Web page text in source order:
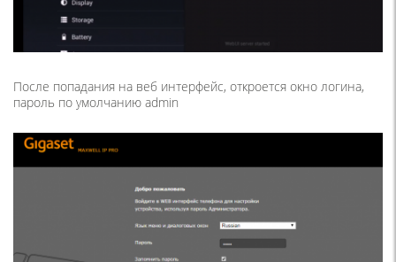
После попадания на веб интерфейс, откроется окно логина,
пароль по умолчанию admin